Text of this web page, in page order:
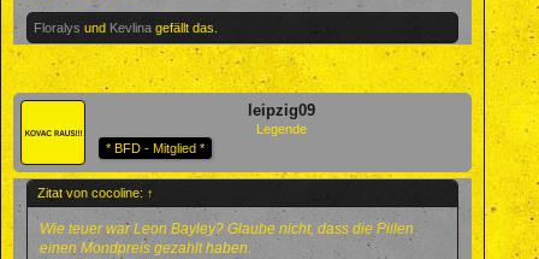
Floralys und Kevlina gefällt das.
leipzig09
Legende
* BFD - Mitglied *
Zitat von cocoline: ↑
Wie teuer war Leon Bayley? Glaube nicht, dass die Pillen
einen Mondpreis gezahlt haben.